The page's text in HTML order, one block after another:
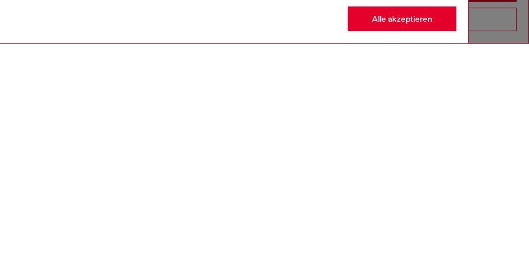
Alle akzeptieren
Go to United States